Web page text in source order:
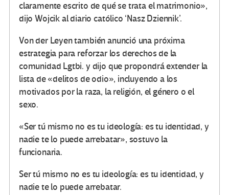
claramente escrito de qué se trata el matrimonio»,
dijo Wojcik al diario católico ‘Nasz Dziennik’.
Von der Leyen también anunció una próxima
estrategia para reforzar los derechos de la
comunidad Lgtbi. y dijo que propondrá extender la
lista de «delitos de odio», incluyendo a los
motivados por la raza, la religión, el género o el
sexo.
«Ser tú mismo no es tu ideología: es tu identidad, y
nadie te lo puede arrebatar», sostuvo la
funcionaria.
Ser tú mismo no es tu ideología: es tu identidad, y
nadie te lo puede arrebatar.